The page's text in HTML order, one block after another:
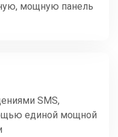
мощную панель
SMS,
единой мощной